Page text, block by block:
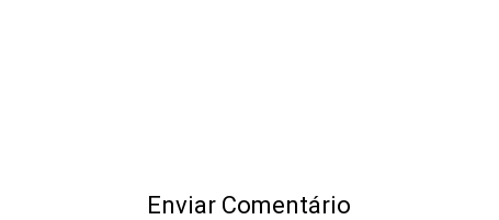
Enviar Comentário